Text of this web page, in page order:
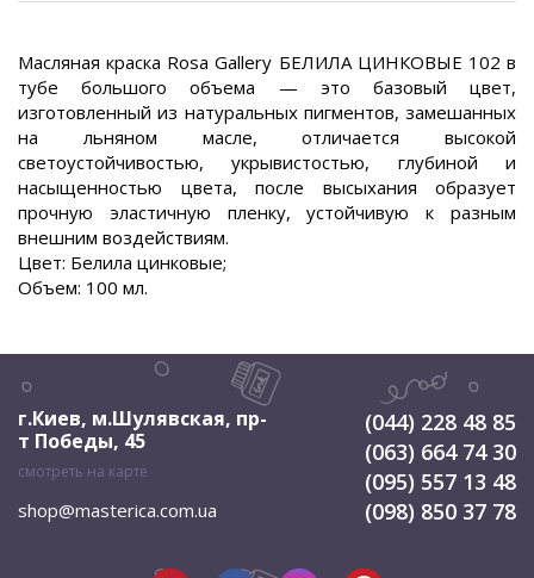
Масляная краска Rosa Gallery БЕЛИЛА ЦИНКОВЫЕ 102 в
тубе большого объема — это базовый цвет,
изготовленный из натуральных пигментов, замешанных
на льняном масле, отличается высокой
светоустойчивостью, укрывистостью, глубиной и
насыщенностью цвета, после высыхания образует
прочную эластичную пленку, устойчивую к разным
внешним воздействиям.
Цвет: Белила цинковые;
Объем: 100 мл.
г.Киев, м.Шулявская, пр-
т Победы, 45
смотреть на карте
shop@masterica.com.ua
(044) 228 48 85
(063) 664 74 30
(095) 557 13 48
(098) 850 37 78